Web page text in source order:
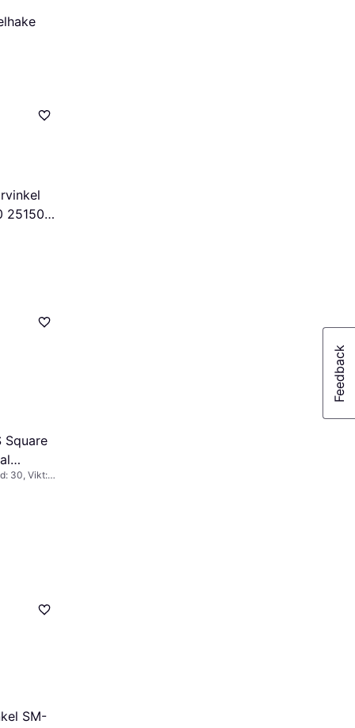
251503
Square
30, Vikt:
SM-